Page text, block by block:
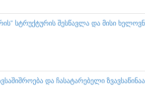
სტრუქტურის შესწავლა და მისი
და ჩასატარებელი